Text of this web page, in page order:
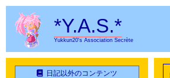
*Y.A.S.*
Yukkun20's Association Secrète
日記以外のコンテンツ